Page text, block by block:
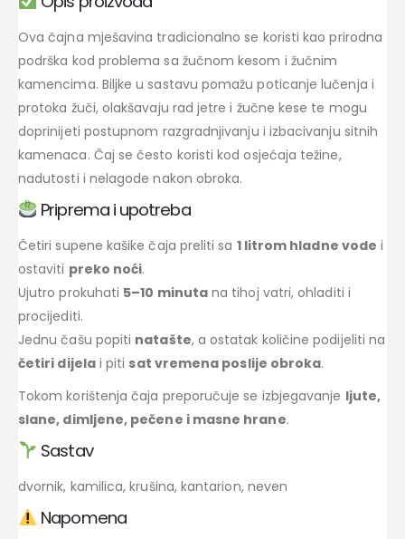
Ova čajna mješavina tradicionalno se koristi kao prirodna
podrška kod problema sa žučnom kesom i žučnim
kamencima. Biljke u sastavu pomažu poticanje lučenja i
protoka žuči, olakšavaju rad jetre i žučne kese te mogu
doprinijeti postupnom razgradnjivanju i izbacivanju sitnih
kamenaca. Čaj se često koristi kod osjećaja težine,
nadutosti i nelagode nakon obroka.
Priprema i upotreba
Četiri supene kašike čaja preliti sa 1 litrom hladne vode i
ostaviti preko noći.
Ujutro prokuhati 5–10 minutana tihoj vatri, ohladiti i
procijediti.
Jednu čašu popiti natašte, a ostatak količine podijeliti na
četiri dijelai piti sat vremena poslije obroka.
Tokom korištenja čaja preporučuje se izbjegavanje ljute,
slane, dimljene, pečene i masne hrane.
Sastav
dvornik, kamilica, krušina, kantarion, neven
Napomena